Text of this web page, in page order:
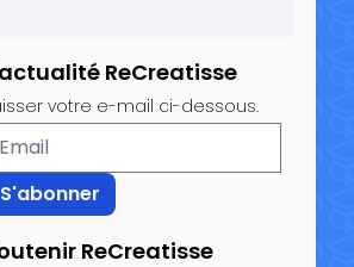
ReCreatisse
votre e-mail ci-dessous.
ReCreatisse